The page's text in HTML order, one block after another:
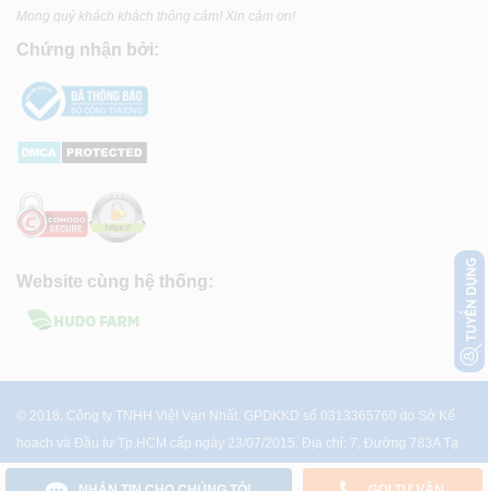
Mong quý khách khách thông cảm! Xin cảm ơn!
Chứng nhận bởi:
Website cùng hệ thống:
© 2018. Công ty TNHH Việt Vạn Nhất. GPDKKD số 0313365760 do Sở Kế
hoạch và Đầu tư Tp.HCM cấp ngày 23/07/2015. Địa chỉ: 7, Đường 783A Tạ
Quang Bửu, P.4, Q.8, Tp.HCM